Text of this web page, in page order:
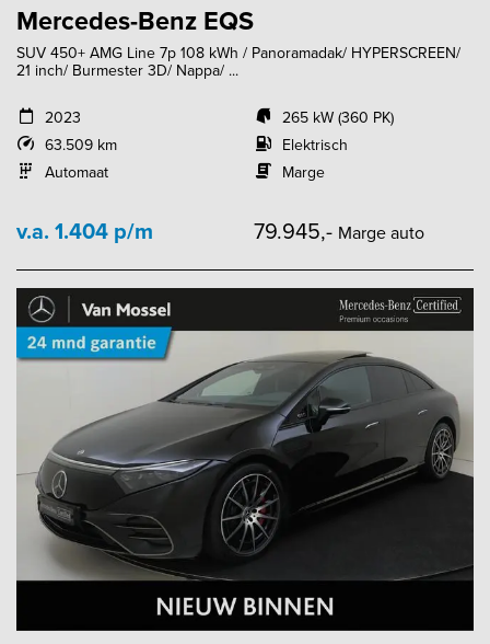
Mercedes-Benz EQS
SUV 450+ AMG Line 7p 108 kWh / Panoramadak/ HYPERSCREEN/
21 inch/ Burmester 3D/ Nappa/ ...
2023
63.509 km
Automaat
265 kW (360 PK)
Elektrisch
Marge
v.a. 1.404 p/m 79.945,- Marge auto